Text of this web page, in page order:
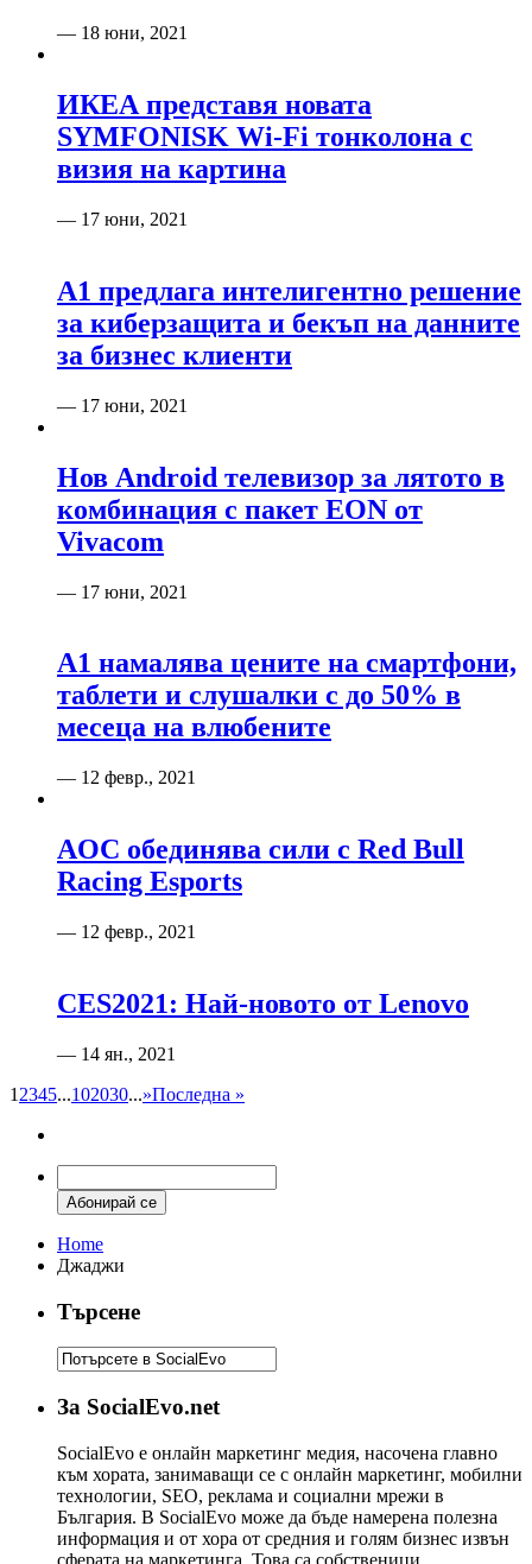
— 18 юни, 2021
ИКЕА представя новата
SYMFONISK Wi-Fi тонколона с
визия на картина
— 17 юни, 2021
А1 предлага интелигентно решение
за киберзащита и бекъп на данните
за бизнес клиенти
— 17 юни, 2021
Нов Android телевизор за лятото в
комбинация с пакет EON от
Vivacom
— 17 юни, 2021
А1 намалява цените на смартфони,
таблети и слушалки с до 50% в
месеца на влюбените
— 12 февр., 2021
AOC обединява сили с Red Bull
Racing Esports
— 12 февр., 2021
CES2021: Най-новото от Lenovo
— 14 ян., 2021
1 2345...102030...»Последна »
Home
Джаджи
Търсене
За SocialEvo.net
SocialEvo е онлайн маркетинг медия, насочена главно
към хората, занимаващи се с онлайн маркетинг, мобилни
технологии, SEO, реклама и социални мрежи в
България. В SocialEvo може да бъде намерена полезна
информация и от хора от средния и голям бизнес извън
сферата на маркетинга. Това са собственици,